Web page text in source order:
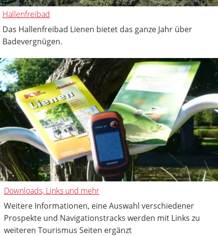
Hallenfreibad
Das Hallenfreibad Lienen bietet das ganze Jahr über
Badevergnügen.
Downloads, Links und mehr
Weitere Informationen, eine Auswahl verschiedener
Prospekte und Navigationstracks werden mit Links zu
weiteren Tourismus Seiten ergänzt